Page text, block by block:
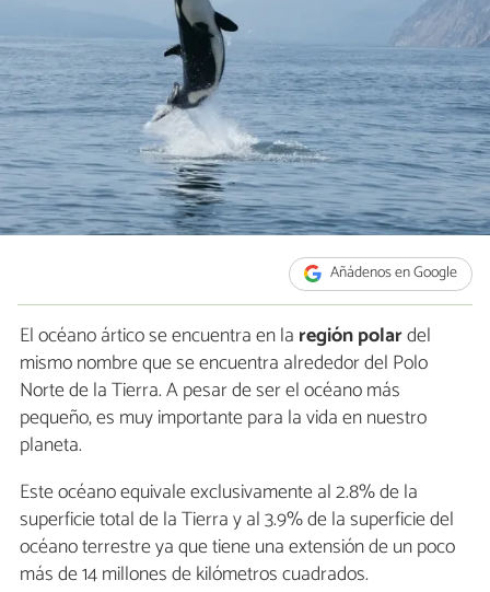
Añádenos en Google
El océano ártico se encuentra en la regiónpolardel
mismo nombre que se encuentra alrededor del Polo
Norte de la Tierra. A pesar de ser el océano más
pequeño, es muy importante para la vida en nuestro
planeta.
Este océano equivale exclusivamente al 2.8% de la
superficie total de la Tierra y al 3.9% de la superficie del
océano terrestre ya que tiene una extensión de un poco
más de 14 millones de kilómetros cuadrados.